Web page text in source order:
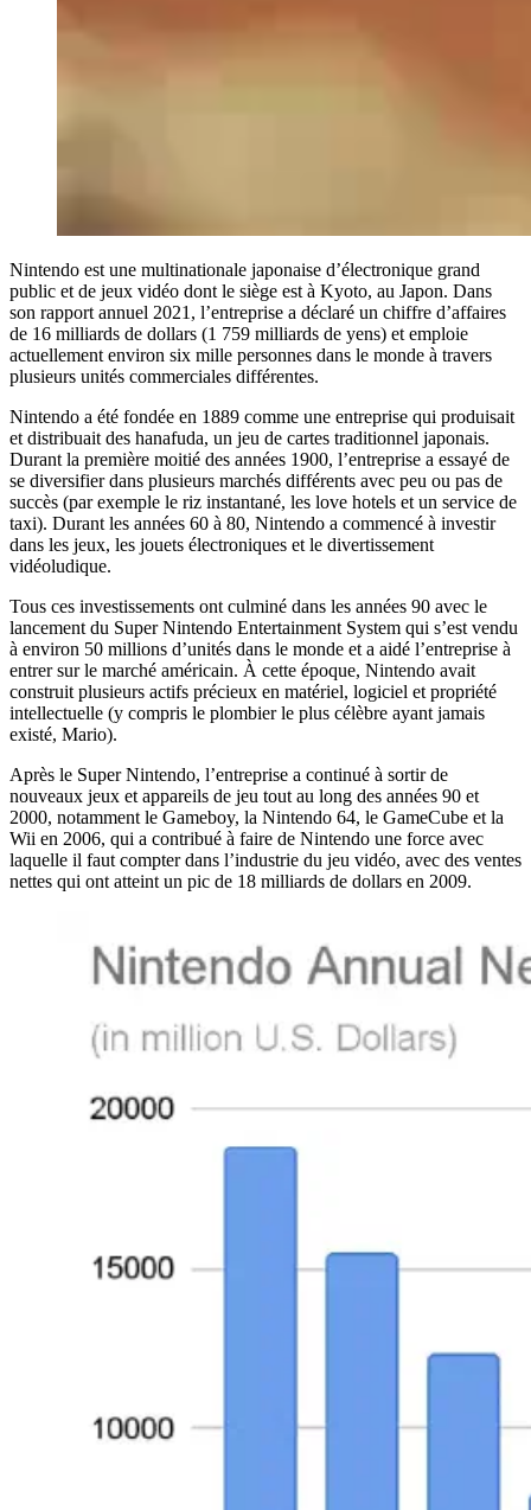
Nintendo est une multinationale japonaise d’électronique grand
public et de jeux vidéo dont le siège est à Kyoto, au Japon. Dans
son rapport annuel 2021, l’entreprise a déclaré un chiffre d’affaires
de 16 milliards de dollars (1 759 milliards de yens) et emploie
actuellement environ six mille personnes dans le monde à travers
plusieurs unités commerciales différentes.
Nintendo a été fondée en 1889 comme une entreprise qui produisait
et distribuait des hanafuda, un jeu de cartes traditionnel japonais.
Durant la première moitié des années 1900, l’entreprise a essayé de
se diversifier dans plusieurs marchés différents avec peu ou pas de
succès (par exemple le riz instantané, les love hotels et un service de
taxi). Durant les années 60 à 80, Nintendo a commencé à investir
dans les jeux, les jouets électroniques et le divertissement
vidéoludique.
Tous ces investissements ont culminé dans les années 90 avec le
lancement du Super Nintendo Entertainment System qui s’est vendu
à environ 50 millions d’unités dans le monde et a aidé l’entreprise à
entrer sur le marché américain. À cette époque, Nintendo avait
construit plusieurs actifs précieux en matériel, logiciel et propriété
intellectuelle (y compris le plombier le plus célèbre ayant jamais
existé, Mario).
Après le Super Nintendo, l’entreprise a continué à sortir de
nouveaux jeux et appareils de jeu tout au long des années 90 et
2000, notamment le Gameboy, la Nintendo 64, le GameCube et la
Wii en 2006, qui a contribué à faire de Nintendo une force avec
laquelle il faut compter dans l’industrie du jeu vidéo, avec des ventes
nettes qui ont atteint un pic de 18 milliards de dollars en 2009.